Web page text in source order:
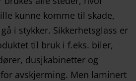
kunne komme til skade,
i stykker. Sikkerhetsglass er
til bruk i f.eks. biler,
dusjkabinetter og
avskjerming. Men laminert